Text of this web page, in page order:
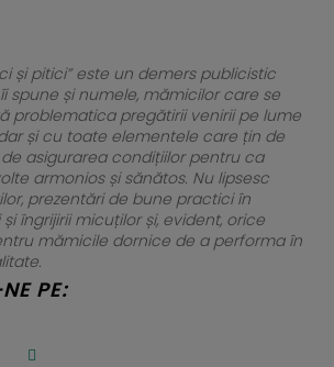
și pitici” este un demers publicistic
spune și numele, mămicilor care se
problematica pregătirii venirii pe lume
și cu toate elementele care țin de
asigurarea condițiilor pentru ca
armonios și sănătos. Nu lipsesc
prezentări de bune practici în
îngrijirii micuților și, evident, orice
mămicile dornice de a performa în
PE: